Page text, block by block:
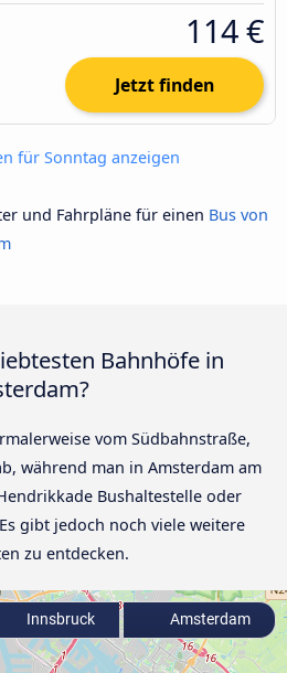
114 €
Jetzt finden
für Sonntag anzeigen
und Fahrpläne für einen Bus von
Bahnhöfe in
vom Südbahnstraße,
während man in Amsterdam am
Bushaltestelle oder
gibt jedoch noch viele weitere
zu entdecken.
Innsbruck Amsterdam